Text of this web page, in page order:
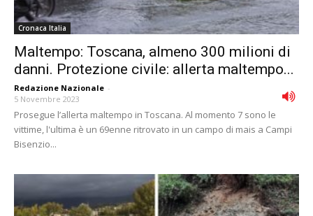
Cronaca Italia
Maltempo: Toscana, almeno 300 milioni di
danni. Protezione civile: allerta maltempo...
Redazione Nazionale -
5 Novembre 2023
Prosegue l’allerta maltempo in Toscana. Al momento 7 sono le
vittime, l'ultima è un 69enne ritrovato in un campo di mais a Campi
Bisenzio...